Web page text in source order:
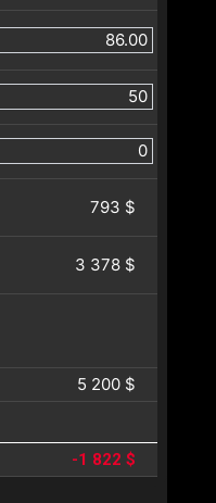
793 $
3 378 $
5 200 $
-1 822 $